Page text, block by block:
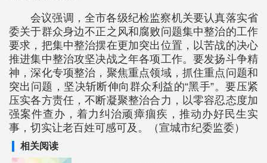
会议强调，全市各级纪检监察机关要认真落实省
委关于群众身边不正之风和腐败问题集中整治的工作
要求，把集中整治摆在更加突出位置，以苦战的决心
推进集中整治攻坚决战之年各项工作。要发扬斗争精
神，深化专项整治，聚焦重点领域，抓住重点问题和
突出问题，坚决斩断伸向群众利益的“黑手”。要压紧
压实各方责任，不断凝聚整治合力，以零容忍态度加
强案件查办，着力纠治顽瘴痼疾，推动办好民生实
事，切实让老百姓可感可及。（宣城市纪委监委）
相关阅读